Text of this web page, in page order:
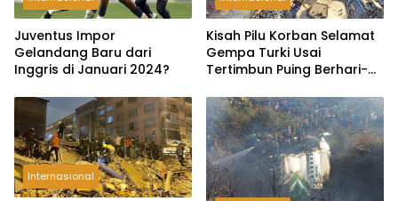
Juventus Impor
Gelandang Baru dari
Inggris di Januari 2024?
Kisah Pilu Korban Selamat
Gempa Turki Usai
Tertimbun Puing Berhari-
Internasional